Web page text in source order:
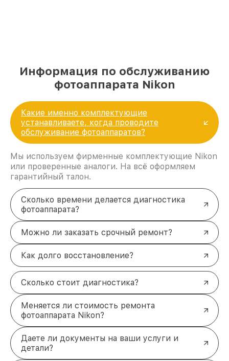
Информация по обслуживанию
фотоаппарата Nikon
Какие именно комплектующие
устанавливаете, когда проводите
обслуживание фотоаппаратов?
Мы используем фирменные комплектующие Nikon
или проверенные аналоги. На всё оформляем
гарантийный талон.
Сколько времени делается диагностика
фотоаппарата?
Можно ли заказать срочный ремонт?
Как долго восстановление?
Сколько стоит диагностика?
Меняется ли стоимость ремонта
фотоаппарата Nikon?
Даете ли документы на ваши услуги и
детали?